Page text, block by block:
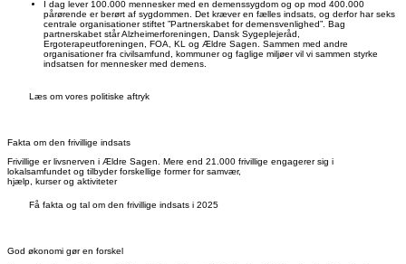
I dag lever 100.000 mennesker med en demenssygdom og op mod 400.000
pårørende er berørt af sygdommen. Det kræver en fælles indsats, og derfor har seks
centrale organisationer stiftet ”Partnerskabet for demensvenlighed”. Bag
partnerskabet står Alzheimerforeningen, Dansk Sygeplejeråd,
Ergoterapeutforeningen, FOA, KL og Ældre Sagen. Sammen med andre
organisationer fra civilsamfund, kommuner og faglige miljøer vil vi sammen styrke
indsatsen for mennesker med demens.
Læs om vores politiske aftryk
Fakta om den frivillige indsats
Frivillige er livsnerven i Ældre Sagen. Mere end 21.000 frivillige engagerer sig i
lokalsamfundet og tilbyder forskellige former for samvær,
hjælp, kurser og aktiviteter
Få fakta og tal om den frivillige indsats i 2025
God økonomi gør en forskel